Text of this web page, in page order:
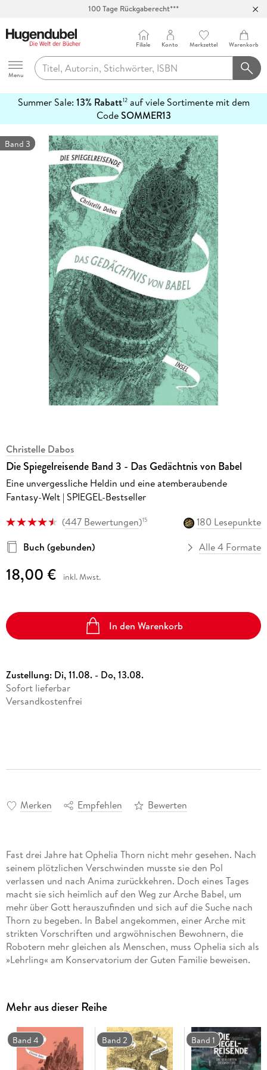
Hugendubel
Menu
Filiale Konto Merkzettel Warenkorb
Summer Sale: 13% Rabatt12auf viele Sortimente mit dem
CodeSOMMER13
erfahren
Band 3
Christelle Dabos
Die Spiegelreisende Band 3 - Das Gedächtnis von Babel
Eine unvergessliche Heldin und eine atemberaubende
Fantasy-Welt | SPIEGEL-Bestseller
(447 Bewertungen)15
180 Lesepunkte
Buch (gebunden)
Alle 4 Formate
18,00 € inkl. Mwst.
In den Warenkorb
Zustellung: Di, 11.08. - Do, 13.08.
Sofort lieferbar
Versandkostenfrei
Merken Empfehlen Bewerten
Fast drei Jahre hat Ophelia Thorn nicht mehr gesehen. Nach
seinem plötzlichen Verschwinden musste sie den Pol
verlassen und nach Anima zurückkehren. Doch eines Tages
macht sie sich heimlich auf den Weg zur Arche Babel, um
mehr über Gott herauszufinden und sich auf die Suche nach
Thorn zu begeben. In Babel angekommen, einer Arche mit
strikten Vorschriften und argwöhnischen Bewohnern, die
Robotern mehr gleichen als Menschen, muss Ophelia sich als
»Lehrling« am Konservatorium der Guten Familie beweisen.
fassungslos, wie sehr sie selbst in diese tödliche Geschichte
verstrickt ist.
Auf einer Arche, die aus tausend Inseln besteht, und wo
Menschen mechanisch absurden Gesetzen folgen, muss sich
Mehr aus dieser Reihe
Band 4 Band 2 Band 1